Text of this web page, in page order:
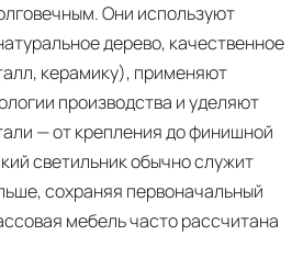
Они используют
дерево, качественное
керамику), применяют
производства и уделяют
— от крепления до финишной
светильник обычно служит
сохраняя первоначальный
мебель часто рассчитана